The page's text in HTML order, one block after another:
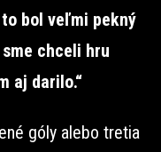
bol veľmi pekný
chceli hru
aj darilo.“
góly alebo tretia